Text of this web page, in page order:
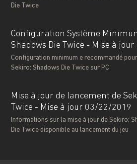
Die Twice
Configuration Système
Shadows Die Twice - Mise à
Configuration minimum e recommandé
Sekiro: Shadows Die Twice sur PC
Mise à jour de lancement de
Twice - Mise à jour 03/22/2019
Informations sur la mise à jour de Sekiro:
Die Twice disponible au lancement du jeu